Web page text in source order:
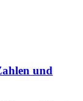
und